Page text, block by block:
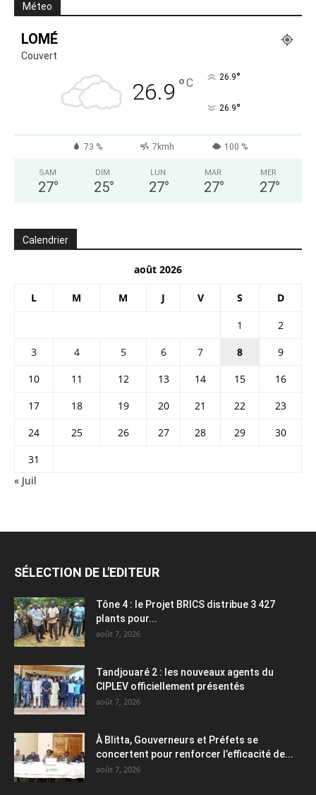
Méteo
LOMÉ
Couvert
26.9 °C 26.9°
26.9°
73 % 7kmh 100 %
SAM
27°
DIM
25°
LUN
27°
MAR
27°
MER
27°
Calendrier
août 2026
L M M J V S D
1
2
3
4 5 6 7 8
9
10
11 12 13 14 15
16
17
18 19 20 21 22
23
24
25 26 27 28 29
30
31
« Juil
SÉLECTION DE L'EDITEUR
Tône 4 : le Projet BRICS distribue 3 427
plants pour...
août 7, 2026
Tandjouaré 2 : les nouveaux agents du
CIPLEV officiellement présentés
août 7, 2026
À Blitta, Gouverneurs et Préfets se
concertent pour renforcer l’efficacité de...
août 7, 2026